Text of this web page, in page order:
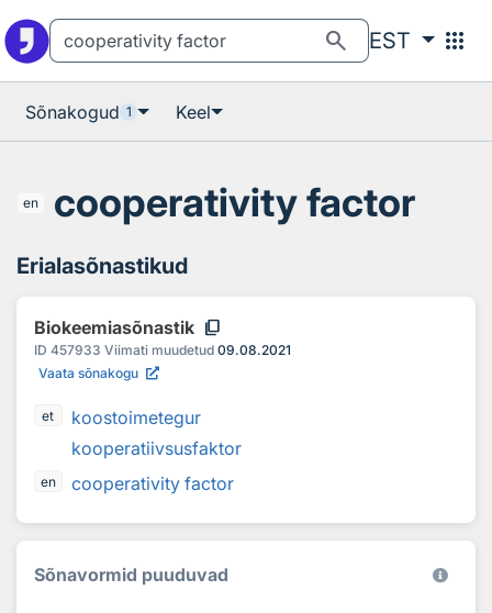
search EST apps
Sõnakogud 1 Keel
en cooperativity factor
Erialasõnastikud
Biokeemiasõnastik content_copy
ID 457933 Viimati muudetud 09.08.2021
Vaata sõnakogu
et
koostoimetegur
kooperatiivsusfaktor
en cooperativity factor
Sõnavormid puuduvad